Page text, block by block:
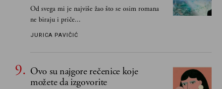
Od svega mi je najviše žao što se osim romana
ne biraju i priče...
JURICA PAVIČIĆ
Ovo su najgore rečenice koje
možete da izgovorite